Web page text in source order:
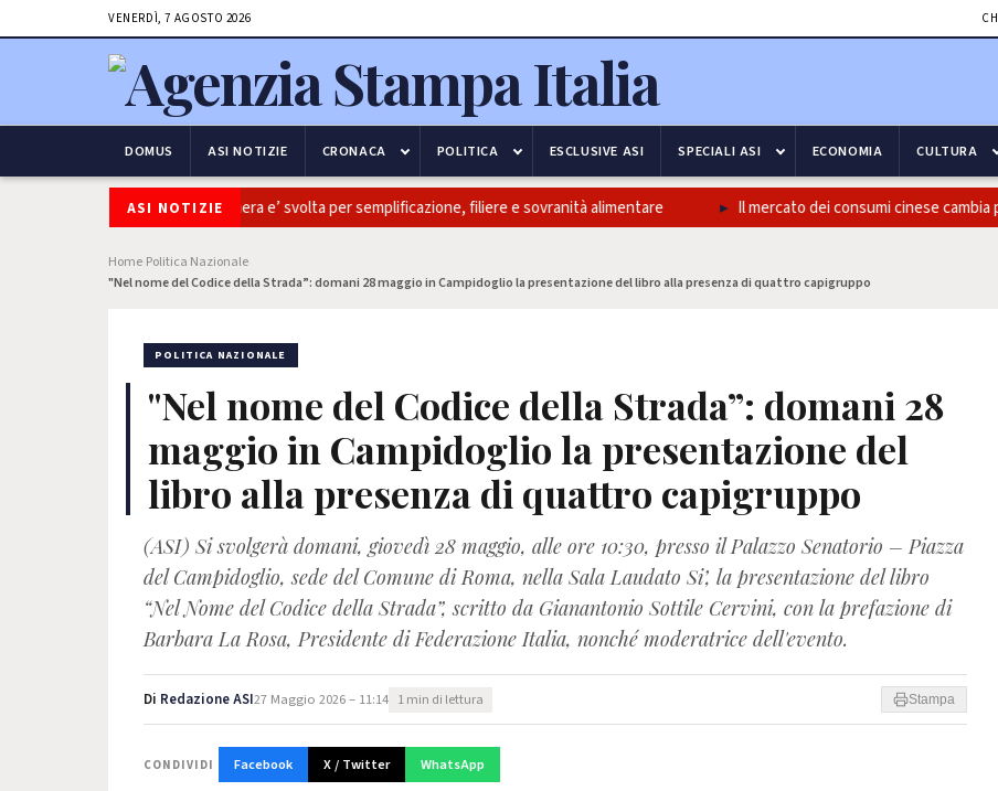
VENERDÌ, 7 AGOSTO 2026
DOMUS ASI NOTIZIE CRONACA POLITICA ESCLUSIVE ASI SPECIALI ASI ECONOMIA CULTURA
ASI NOTIZIE
Coltivaitalia: Coldiretti, ok Camera e’ svolta per semplificazione, filiere e sovranità alimentare Il mercato dei consumi cinese cambia
Home Politica Nazionale
"Nel nome del Codice della Strada”: domani 28 maggio in Campidoglio la presentazione del libro alla presenza di quattro capigruppo
POLITICA NAZIONALE
"Nel nome del Codice della Strada”: domani 28
maggio in Campidoglio la presentazione del
libro alla presenza di quattro capigruppo
(ASI) Si svolgerà domani, giovedì 28 maggio, alle ore 10:30, presso il Palazzo Senatorio – Piazza
del Campidoglio, sede del Comune di Roma, nella Sala Laudato Si’, la presentazione del libro
“Nel Nome del Codice della Strada”, scritto da Gianantonio Sottile Cervini, con la prefazione di
Barbara La Rosa, Presidente di Federazione Italia, nonché moderatrice dell'evento.
Di Redazione ASI27 Maggio 2026 – 11:14 1 min di lettura Stampa
CONDIVIDI Facebook X / Twitter WhatsApp